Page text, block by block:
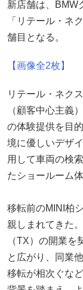
新店舗は、BMW
「リテール・ネ
舗目となる。
【画像全2枚】
リテール・ネク
（顧客中心主義
の体験提供を目
境に優しいデザ
用して車両の検
たショールーム
移転前のMINI柏
親しまれてきた
（TX）の開業
と広がり、同業
移転が相次ぐな